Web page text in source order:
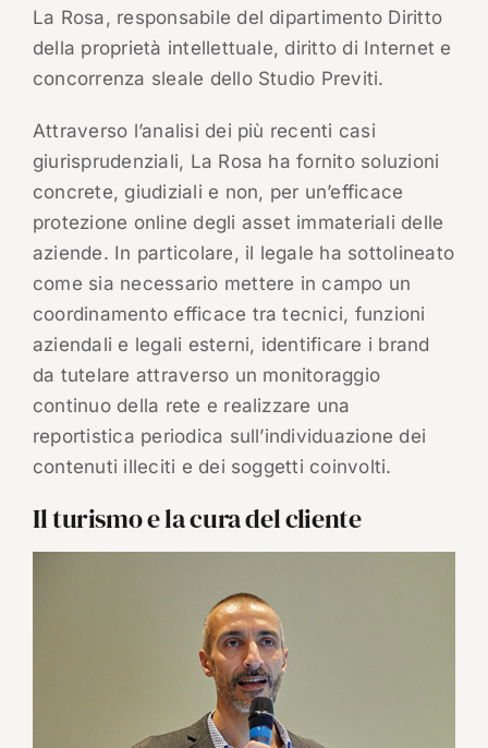
La Rosa, responsabile del dipartimento Diritto
della proprietà intellettuale, diritto di Internet e
concorrenza sleale dello Studio Previti.
Attraverso l’analisi dei più recenti casi
giurisprudenziali, La Rosa ha fornito soluzioni
concrete, giudiziali e non, per un’efficace
protezione online degli asset immateriali delle
aziende. In particolare, il legale ha sottolineato
come sia necessario mettere in campo un
coordinamento efficace tra tecnici, funzioni
aziendali e legali esterni, identificare i brand
da tutelare attraverso un monitoraggio
continuo della rete e realizzare una
reportistica periodica sull’individuazione dei
contenuti illeciti e dei soggetti coinvolti.
Il turismo e la cura del cliente